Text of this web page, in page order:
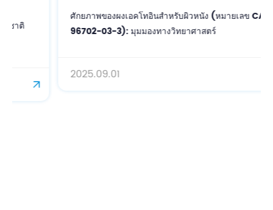
ศักยภาพของผงเอคโทอินสำหรับผิวหนัง (หมายเลข CAS:
96702-03-3): มุมมองทางวิทยาศาสตร์
2025.09.01